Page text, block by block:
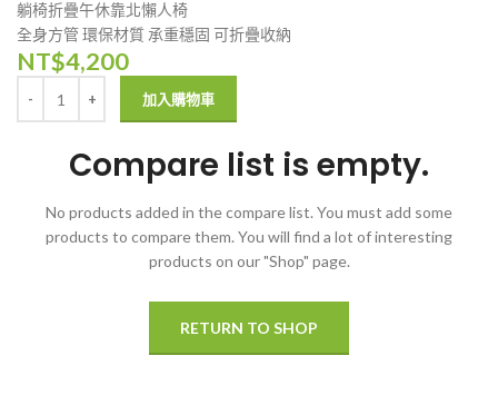
躺椅折疊午休靠北懶人椅
全身方管 環保材質 承重穩固 可折疊收納
NT$4,200
加入購物車
Compare list is empty.
No products added in the compare list. You must add some
products to compare them. You will find a lot of interesting
products on our "Shop" page.
RETURN TO SHOP